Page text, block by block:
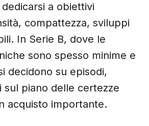
a obiettivi
compattezza, sviluppi
In Serie B, dove le
sono spesso minime e
decidono su episodi,
sul piano delle certezze
acquisto importante.